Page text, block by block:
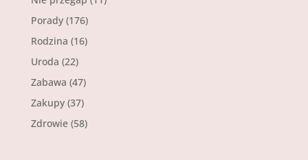
Porady(176)
Rodzina (16)
Uroda (22)
Zabawa (47)
Zakupy(37)
Zdrowie(58)